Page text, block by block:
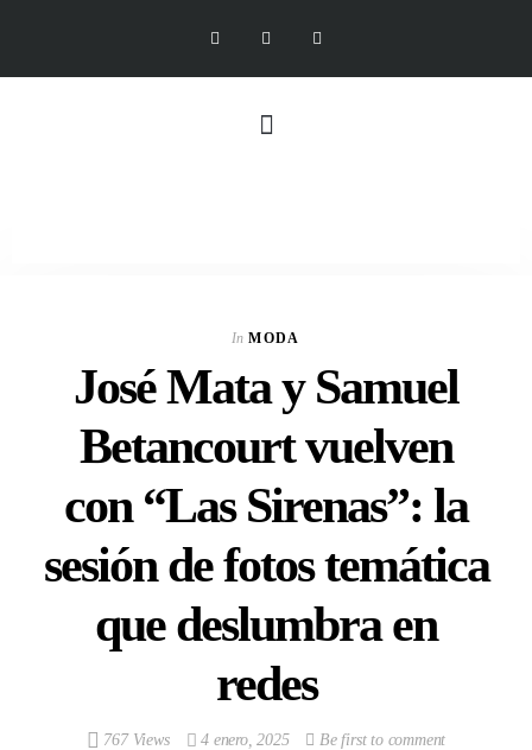
In MODA
José Mata y Samuel
Betancourt vuelven
con “Las Sirenas”: la
sesión de fotos temática
que deslumbra en
redes
767 Views 4 enero, 2025 Be first to comment